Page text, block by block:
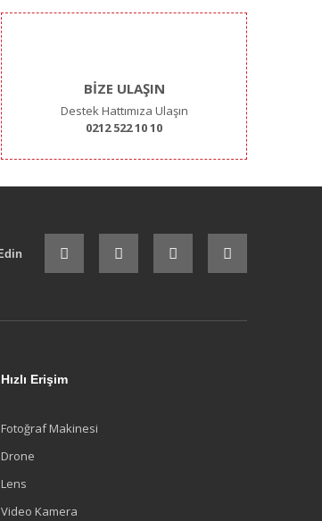
BİZE ULAŞIN
Destek Hattımıza Ulaşın
0212 522 10 10
Hızlı Erişim
Fotoğraf Makinesi
Drone
Lens
Video Kamera